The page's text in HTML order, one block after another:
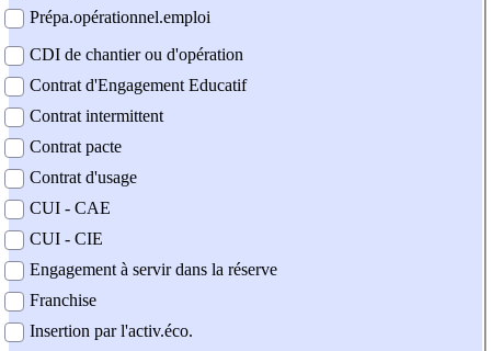
Prépa.opérationnel.emploi
CDI de chantier ou d'opération
Contrat d'Engagement Educatif
Contrat intermittent
Contrat pacte
Contrat d'usage
CUI - CAE
CUI - CIE
Engagement à servir dans la réserve
Franchise
Insertion par l'activ.éco.